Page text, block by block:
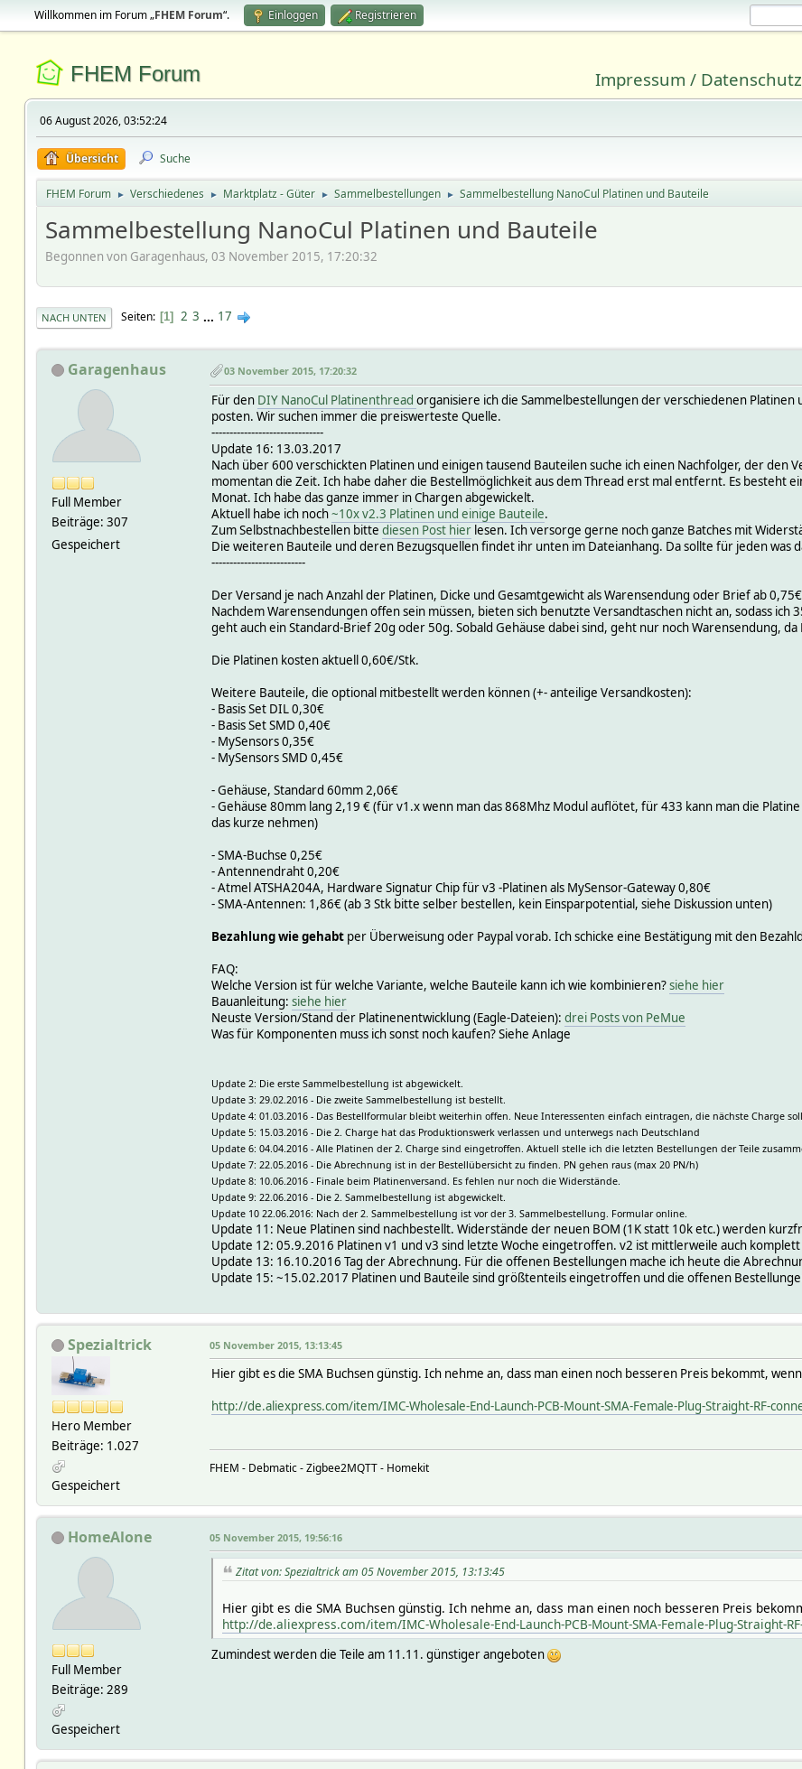
Willkommen im Forum „FHEM Forum“. Einloggen Registrieren
FHEM Forum Impressum / Datenschutz
06 August 2026, 03:52:24
Übersicht Suche
FHEM Forum ► Verschiedenes ► Marktplatz - Güter ► Sammelbestellungen ► Sammelbestellung NanoCul Platinen und Bauteile
Sammelbestellung NanoCul Platinen und Bauteile
Begonnen von Garagenhaus, 03 November 2015, 17:20:32
NACH UNTEN Seiten 1 2 3 ... 17
Garagenhaus
Full Member
Beiträge: 307
Gespeichert
03 November 2015, 17:20:32
Für den DIY NanoCul Platinenthread organisiere ich die Sammelbestellungen der verschiedenen
posten. Wir suchen immer die preiswerteste Quelle.
-------------------------------
Update 16: 13.03.2017
Nach über 600 verschickten Platinen und einigen tausend Bauteilen suche ich einen Nachfolger, der
momentan die Zeit. Ich habe daher die Bestellmöglichkeit aus dem Thread erst mal entfernt. Es besteht
Monat. Ich habe das ganze immer in Chargen abgewickelt.
Aktuell habe ich noch~10x v2.3 Platinen und einige Bauteile.
Zum Selbstnachbestellen bitte diesen Post hierlesen. Ich versorge gerne noch ganze Batches mit
Die weiteren Bauteile und deren Bezugsquellen findet ihr unten im Dateianhang. Da sollte für jeden was
--------------------------
Der Versand je nach Anzahl der Platinen, Dicke und Gesamtgewicht als Warensendung oder Brief ab
Nachdem Warensendungen offen sein müssen, bieten sich benutzte Versandtaschen nicht an, sodass
geht auch ein Standard-Brief 20g oder 50g. Sobald Gehäuse dabei sind, geht nur noch Warensendung, da
Die Platinen kosten aktuell 0,60€/Stk.
Weitere Bauteile, die optional mitbestellt werden können (+- anteilige Versandkosten):
- Basis Set DIL 0,30€
- Basis Set SMD 0,40€
- MySensors 0,35€
- MySensors SMD 0,45€
- Gehäuse, Standard 60mm 2,06€
- Gehäuse 80mm lang 2,19 € (für v1.x wenn man das 868Mhz Modul auflötet, für 433 kann man die
das kurze nehmen)
- SMA-Buchse 0,25€
- Antennendraht 0,20€
- Atmel ATSHA204A, Hardware Signatur Chip für v3 -Platinen als MySensor-Gateway 0,80€
- SMA-Antennen: 1,86€ (ab 3 Stk bitte selber bestellen, kein Einsparpotential, siehe Diskussion unten)
Bezahlung wie gehabtper Überweisung oder Paypal vorab. Ich schicke eine Bestätigung mit den
FAQ:
Welche Version ist für welche Variante, welche Bauteile kann ich wie kombinieren?siehe hier
Bauanleitung: siehe hier
Neuste Version/Stand der Platinenentwicklung (Eagle-Dateien): drei Posts von PeMue
Was für Komponenten muss ich sonst noch kaufen? Siehe Anlage
Update 2: Die erste Sammelbestellung ist abgewickelt.
Update 3: 29.02.2016 - Die zweite Sammelbestellung ist bestellt.
Update 4: 01.03.2016 - Das Bestellformular bleibt weiterhin offen. Neue Interessenten einfach eintragen, die nächste Charge
Update 5: 15.03.2016 - Die 2. Charge hat das Produktionswerk verlassen und unterwegs nach Deutschland
Update 6: 04.04.2016 - Alle Platinen der 2. Charge sind eingetroffen. Aktuell stelle ich die letzten Bestellungen der Teile
Update 7: 22.05.2016 - Die Abrechnung ist in der Bestellübersicht zu finden. PN gehen raus (max 20 PN/h)
Update 8: 10.06.2016 - Finale beim Platinenversand. Es fehlen nur noch die Widerstände.
Update 9: 22.06.2016 - Die 2. Sammelbestellung ist abgewickelt.
Update 10 22.06.2016: Nach der 2. Sammelbestellung ist vor der 3. Sammelbestellung. Formular online.
Update 11: Neue Platinen sind nachbestellt. Widerstände der neuen BOM (1K statt 10k etc.) werden
Update 12: 05.9.2016 Platinen v1 und v3 sind letzte Woche eingetroffen. v2 ist mittlerweile auch
Update 13: 16.10.2016 Tag der Abrechnung. Für die offenen Bestellungen mache ich heute die
Update 15: ~15.02.2017 Platinen und Bauteile sind größtenteils eingetroffen und die offenen
Spezialtrick
Hero Member
Beiträge: 1.027
Gespeichert
05 November 2015, 13:13:45
Hier gibt es die SMA Buchsen günstig. Ich nehme an, dass man einen noch besseren Preis bekommt,
http://de.aliexpress.com/item/IMC-Wholesale-End-Launch-PCB-Mount-SMA-Female-Plug-Straight-RF-
FHEM - Debmatic - Zigbee2MQTT - Homekit
HomeAlone
Full Member
Beiträge: 289
Gespeichert
05 November 2015, 19:56:16
Zitat von: Spezialtrick am 05 November 2015, 13:13:45
Hier gibt es die SMA Buchsen günstig. Ich nehme an, dass man einen noch besseren Preis
http://de.aliexpress.com/item/IMC-Wholesale-End-Launch-PCB-Mount-SMA-Female-Plug-Straight-
Zumindest werden die Teile am 11.11. günstiger angeboten